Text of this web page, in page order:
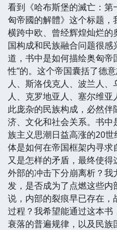
看到《哈布斯堡的滅亡：
匈帝國的解體》这个标题
横跨中欧、曾经辉煌灿烂
国构成和民族融合问题很
道，书中是如何描绘奥匈帝
性”的。这个帝国囊括了德
人、斯洛伐克人、波兰人
人、克罗地亚人、塞尔维
此庞杂的民族构成，必然
济、文化和社会关系。书
族主义思潮日益高涨的20
体是如何在帝国框架内寻求
又是怎样的矛盾，最终使
外部的冲击下分崩离析？
发，是否成为了点燃这些内
说，内部的裂痕早已存在
过程？我希望能通过这本书
衰落的普遍规律，以及民族